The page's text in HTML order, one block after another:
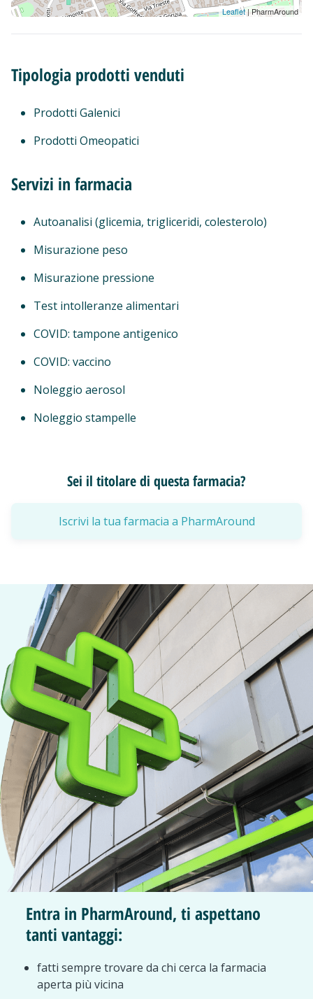
Leaflet| PharmAround
Tipologia prodotti venduti
Prodotti Galenici
Prodotti Omeopatici
Servizi in farmacia
Autoanalisi (glicemia, trigliceridi, colesterolo)
Misurazione peso
Misurazione pressione
Test intolleranze alimentari
COVID: tampone antigenico
COVID: vaccino
Noleggio aerosol
Noleggio stampelle
Sei il titolare di questa farmacia?
Iscrivi la tua farmacia a PharmAround
Entra in PharmAround, ti aspettano
tanti vantaggi:
fatti sempre trovare da chi cerca la farmacia
aperta più vicina